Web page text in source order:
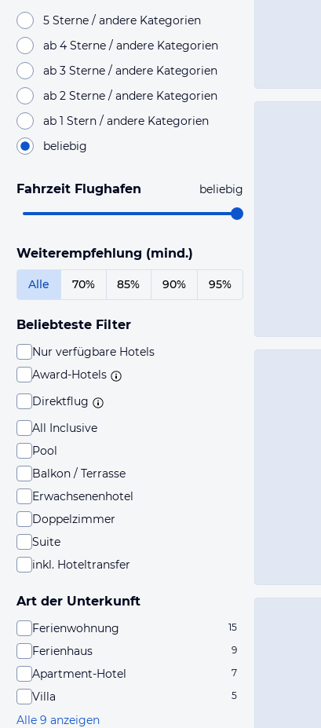
5 Sterne / andere Kategorien
ab 4 Sterne / andere Kategorien
ab 3 Sterne / andere Kategorien
ab 2 Sterne / andere Kategorien
ab 1 Stern / andere Kategorien
beliebig
Fahrzeit Flughafen beliebig
Weiterempfehlung (mind.)
Alle 70% 85% 90% 95%
Beliebteste Filter
Nur verfügbare Hotels
Award-Hotels
Direktflug
All Inclusive
Pool
Balkon / Terrasse
Erwachsenenhotel
Doppelzimmer
Suite
inkl. Hoteltransfer
Art der Unterkunft
Ferienwohnung 15
Ferienhaus 9
Apartment-Hotel 7
Villa 5
Alle 9 anzeigen